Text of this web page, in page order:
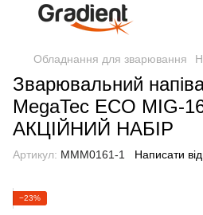
Обладнання для зварювання
Зварювальний
MegaTec ECO MIG-
АКЦІЙНИЙ НАБІР
Артикул: MMM0161-1 Написати
−23%